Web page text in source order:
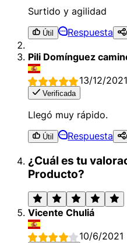
Surtido y agilidad
Útil Respuesta
Pili Domínguez
13/12/2021
Verificada
Llegó muy rápido.
Útil Respuesta
¿Cuál es tu
Producto?
Vicente Chuliá
10/6/2021